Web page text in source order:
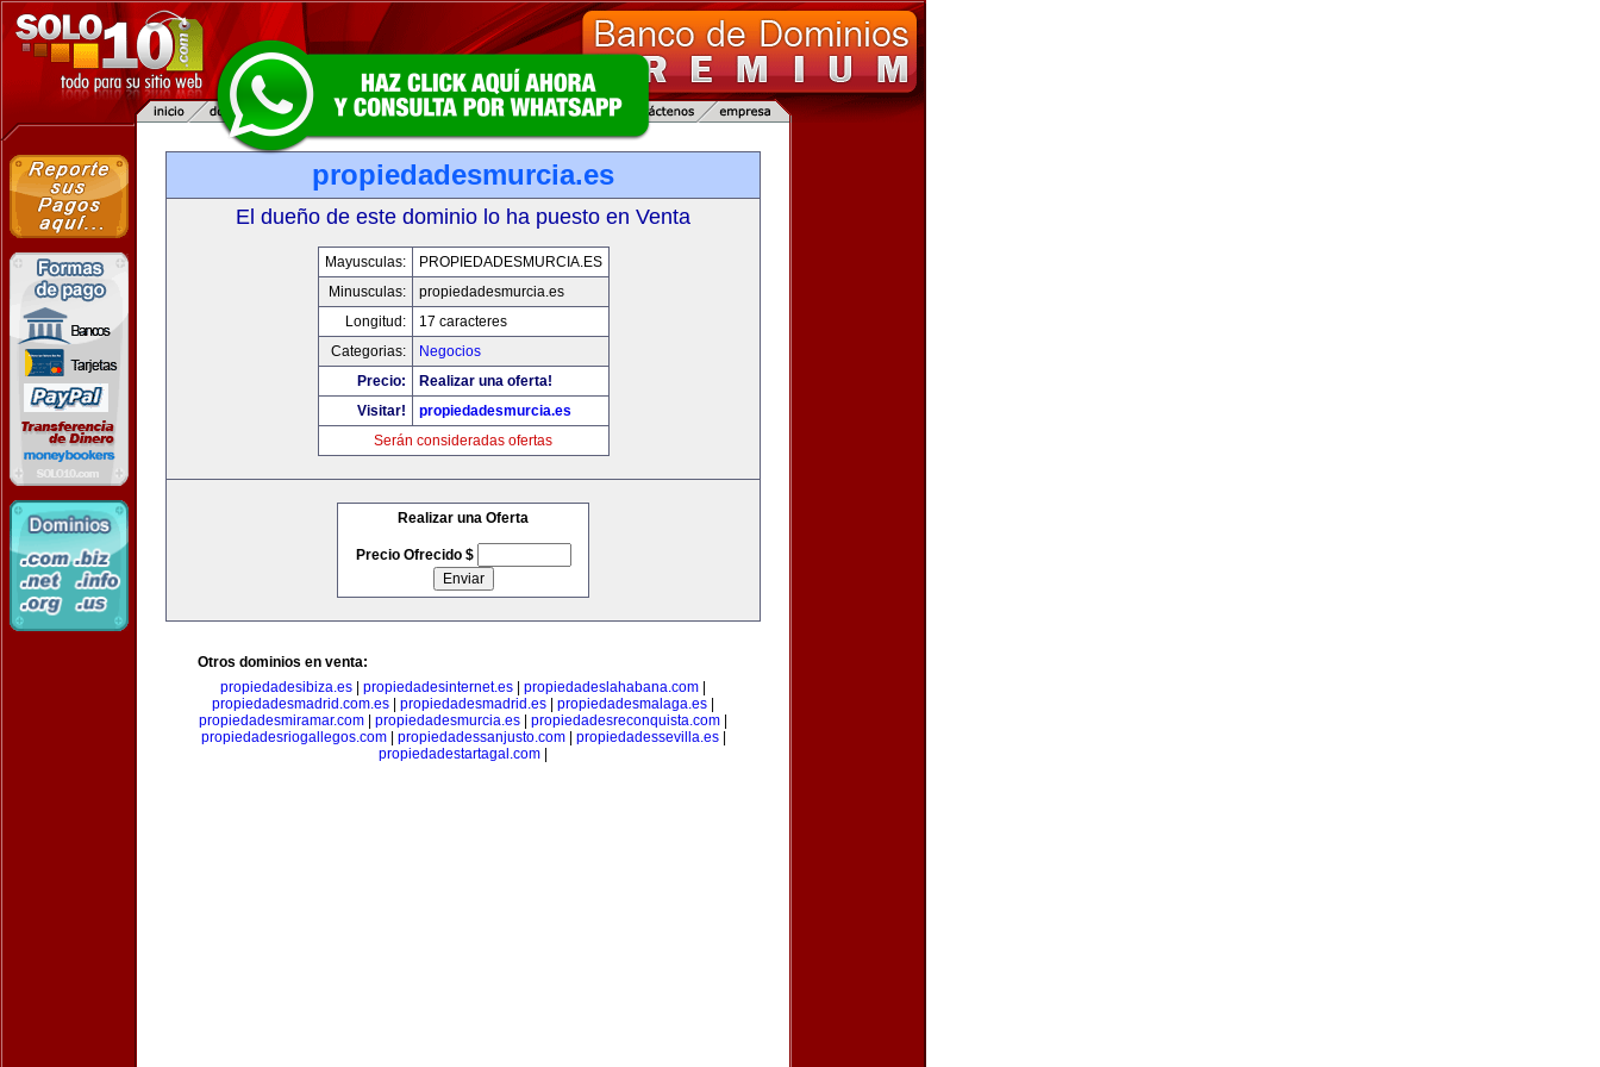
propiedadesmurcia.es
El dueño de este dominio lo ha puesto en Venta
Mayusculas:
PROPIEDADESMURCIA.ES
Minusculas:
propiedadesmurcia.es
Longitud:
17 caracteres
Categorias:
Negocios
Precio:
Realizar una oferta!
Visitar!
propiedadesmurcia.es
Serán consideradas ofertas
Realizar una Oferta
Precio Ofrecido $
Otros dominios en venta:
propiedadesibiza.es
propiedadesinternet.es propiedadeslahabana.com
propiedadesmadrid.com.es
propiedadesmadrid.es propiedadesmalaga.es
propiedadesmiramar.com
propiedadesmurcia.es propiedadesreconquista.com
propiedadesriogallegos.com| propiedadessanjusto.com| propiedadessevilla.es|
propiedadestartagal.com